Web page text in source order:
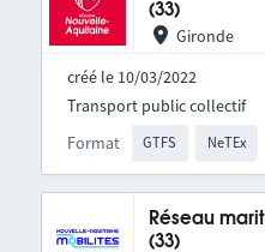
(33)
Gironde
créé le 10/03/2022
Format GTFS NeTEx
Transport public collectif
Réseau
(33)